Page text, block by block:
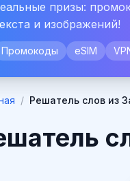
призы:
и изображений!
Промокоды eSIM
/ Решатель слов из